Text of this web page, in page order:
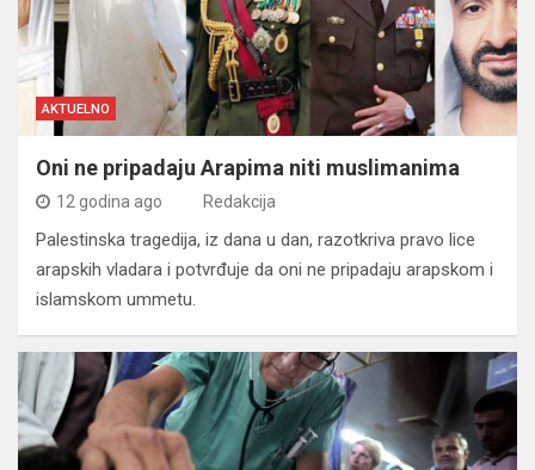
AKTUELNO
Oni ne pripadaju Arapima niti muslimanima
12 godina ago Redakcija
Palestinska tragedija, iz dana u dan, razotkriva pravo lice
arapskih vladara i potvrđuje da oni ne pripadaju arapskom i
islamskom ummetu.